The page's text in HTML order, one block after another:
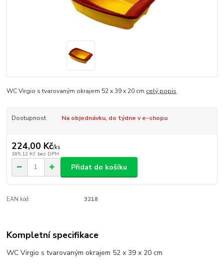
WC Virgio s tvarovaným okrajem 52 x 39 x 20 cm celý popis
Dostupnost Na objednávku, do týdne v e-shopu
224,00 Kč/ks
185,12 Kč bez DPH
Přidat do košíku
EAN kód: 3218
Kompletní specifikace
WC Virgio s tvarovaným okrajem 52 x 39 x 20 cm